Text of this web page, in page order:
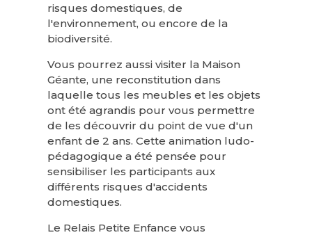
risques domestiques, de
l'environnement, ou encore de la
biodiversité.
Vous pourrez aussi visiter la Maison
Géante, une reconstitution dans
laquelle tous les meubles et les objets
ont été agrandis pour vous permettre
de les découvrir du point de vue d'un
enfant de 2 ans. Cette animation ludo-
pédagogique a été pensée pour
sensibiliser les participants aux
différents risques d'accidents
domestiques.
Le Relais Petite Enfance vous